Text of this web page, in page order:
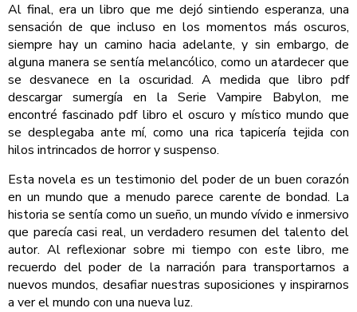
Al final, era un libro que me dejó sintiendo esperanza, una
sensación de que incluso en los momentos más oscuros,
siempre hay un camino hacia adelante, y sin embargo, de
alguna manera se sentía melancólico, como un atardecer que
se desvanece en la oscuridad. A medida que libro pdf
descargar sumergía en la Serie Vampire Babylon, me
encontré fascinado pdf libro el oscuro y místico mundo que
se desplegaba ante mí, como una rica tapicería tejida con
hilos intrincados de horror y suspenso.
Esta novela es un testimonio del poder de un buen corazón
en un mundo que a menudo parece carente de bondad. La
historia se sentía como un sueño, un mundo vívido e inmersivo
que parecía casi real, un verdadero resumen del talento del
autor. Al reflexionar sobre mi tiempo con este libro, me
recuerdo del poder de la narración para transportarnos a
nuevos mundos, desafiar nuestras suposiciones y inspirarnos
a ver el mundo con una nueva luz.